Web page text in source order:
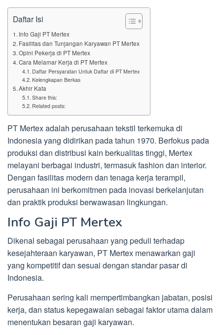
Daftar Isi
Info Gaji PT Mertex
Fasilitas dan Tunjangan Karyawan PT Mertex
Opini Pekerja di PT Mertex
Cara Melamar Kerja di PT Mertex
Daftar Persyaratan Untuk Daftar di PT Mertex
Kelengkapan Berkas
Akhir Kata
Share this:
Related posts:
PT Mertex adalah perusahaan tekstil terkemuka di
Indonesia yang didirikan pada tahun 1970. Berfokus pada
produksi dan distribusi kain berkualitas tinggi, Mertex
melayani berbagai industri, termasuk fashion dan interior.
Dengan fasilitas modern dan tenaga kerja terampil,
perusahaan ini berkomitmen pada inovasi berkelanjutan
dan praktik produksi berwawasan lingkungan.
Info Gaji PT Mertex
Dikenal sebagai perusahaan yang peduli terhadap
kesejahteraan karyawan, PT Mertex menawarkan gaji
yang kompetitif dan sesuai dengan standar pasar di
Indonesia.
Perusahaan sering kali mempertimbangkan jabatan, posisi
kerja, dan status kepegawaian sebagai faktor utama dalam
menentukan besaran gaji karyawan.